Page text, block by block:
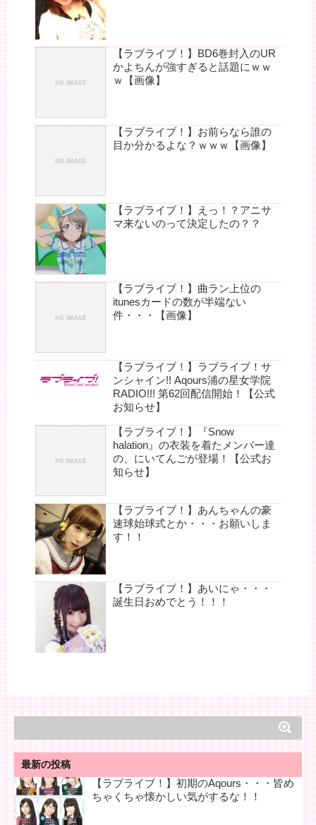
【ラブライブ！】BD6巻封入のUR
かよちんが強すぎると話題にｗｗ
ｗ【画像】
【ラブライブ！】お前らなら誰の
目か分かるよな？ｗｗｗ【画像】
【ラブライブ！】えっ！？アニサ
マ来ないのって決定したの？？
【ラブライブ！】曲ラン上位の
itunesカードの数が半端ない
件・・・【画像】
【ラブライブ！】ラブライブ！サ
ンシャイン!! Aqours浦の星女学院
RADIO!!! 第62回配信開始！【公式
お知らせ】
【ラブライブ！】『Snow
halation』の衣装を着たメンバー達
の、にいてんごが登場！【公式お
知らせ】
【ラブライブ！】あんちゃんの豪
速球始球式とか・・・お願いしま
す！！
【ラブライブ！】あいにゃ・・・
誕生日おめでとう！！！
最新の投稿
【ラブライブ！】初期のAqours・・・皆め
ちゃくちゃ懐かしい気がするな！！